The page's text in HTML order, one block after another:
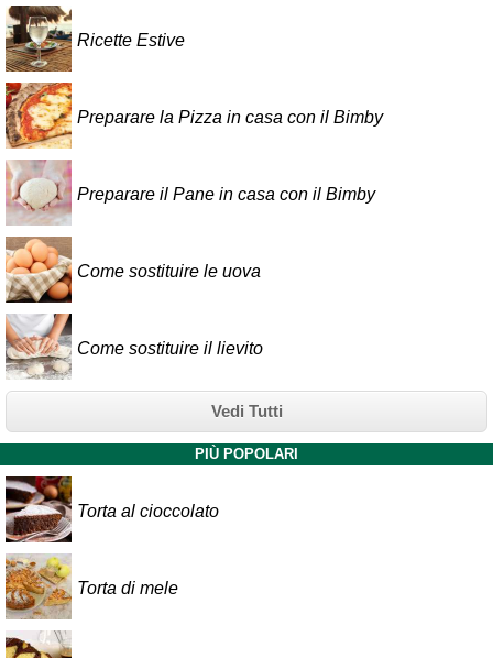
Ricette Estive
Preparare la Pizza in casa con il Bimby
Preparare il Pane in casa con il Bimby
Come sostituire le uova
Come sostituire il lievito
Vedi Tutti
PIÙ POPOLARI
Torta al cioccolato
Torta di mele